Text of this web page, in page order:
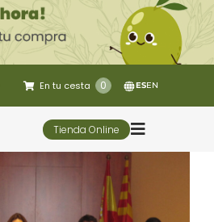
En tu cesta 0 ESEN
Tienda Online
Toggle